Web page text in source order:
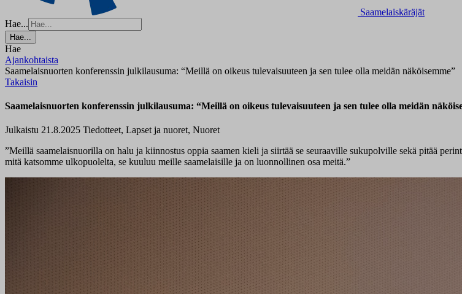
Saamelaiskäräjät
Hae...
Hae...
Hae
Ajankohtaista
Saamelaisnuorten konferenssin julkilausuma: “Meillä on oikeus tulevaisuuteen ja sen tulee olla meidän näköisemme”
Takaisin
Saamelaisnuorten konferenssin julkilausuma: “Meillä on oikeus tulevaisuuteen ja sen tulee olla meidän
Julkaistu 21.8.2025 Tiedotteet, Lapset ja nuoret, Nuoret
”Meillä saamelaisnuorilla on halu ja kiinnostus oppia saamen kieli ja siirtää se seuraaville sukupolville sekä pitää
mitä katsomme ulkopuolelta, se kuuluu meille saamelaisille ja on luonnollinen osa meitä.”